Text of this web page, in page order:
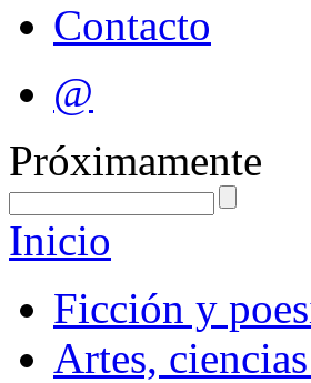
Contacto
@
Próximamente
Inicio
Ficción y
Artes,